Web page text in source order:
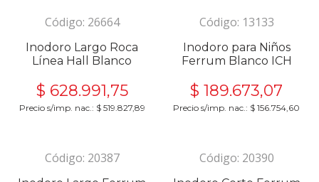
Código: 26664
Inodoro Largo Roca
Línea Hall Blanco
$ 628.991,75
Precio s/imp. nac.: $ 519.827,89
Código: 13133
Inodoro para Niños
Ferrum Blanco ICH
$189.673,07
Precio s/imp. nac.: $156.754,60
Código: 20387 Código: 20390